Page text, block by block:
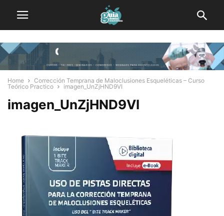
Home
Corrección Temprana de Maloclusiones Esqueléticas – Curso
Teórico Practico
imagen_UnZjHND9VI
imagen_UnZjHND9VI